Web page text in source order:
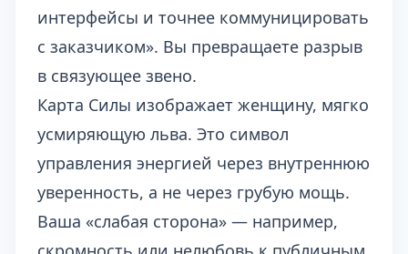
интерфейсы и точнее коммуницировать
с заказчиком». Вы превращаете разрыв
в связующее звено.
Карта Силы изображает женщину, мягко
усмиряющую льва. Это символ
управления энергией через внутреннюю
уверенность, а не через грубую мощь.
Ваша «слабая сторона» — например,